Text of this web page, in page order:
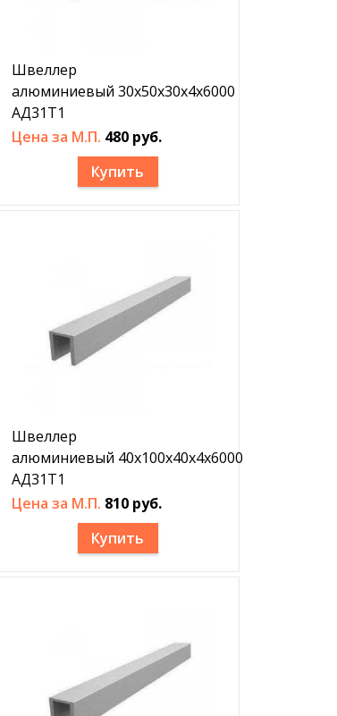
Швеллер
алюминиевый 30х50х30х4х6000
АД31Т1
Цена за М.П. 480 руб.
Купить
Швеллер
алюминиевый 40х100х40х4х6000
АД31Т1
Цена за М.П. 810 руб.
Купить